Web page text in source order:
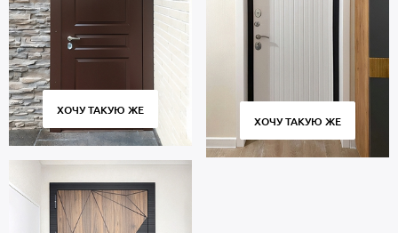
ХОЧУ ТАКУЮ ЖЕ
ХОЧУ ТАКУЮ ЖЕ